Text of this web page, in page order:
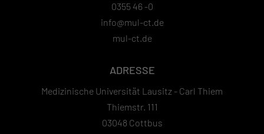
0355 46 -0
info@mul-ct.de
mul-ct.de
ADRESSE
Medizinische Universität Lausitz - Carl Thiem
Thiemstr. 111
03048 Cottbus